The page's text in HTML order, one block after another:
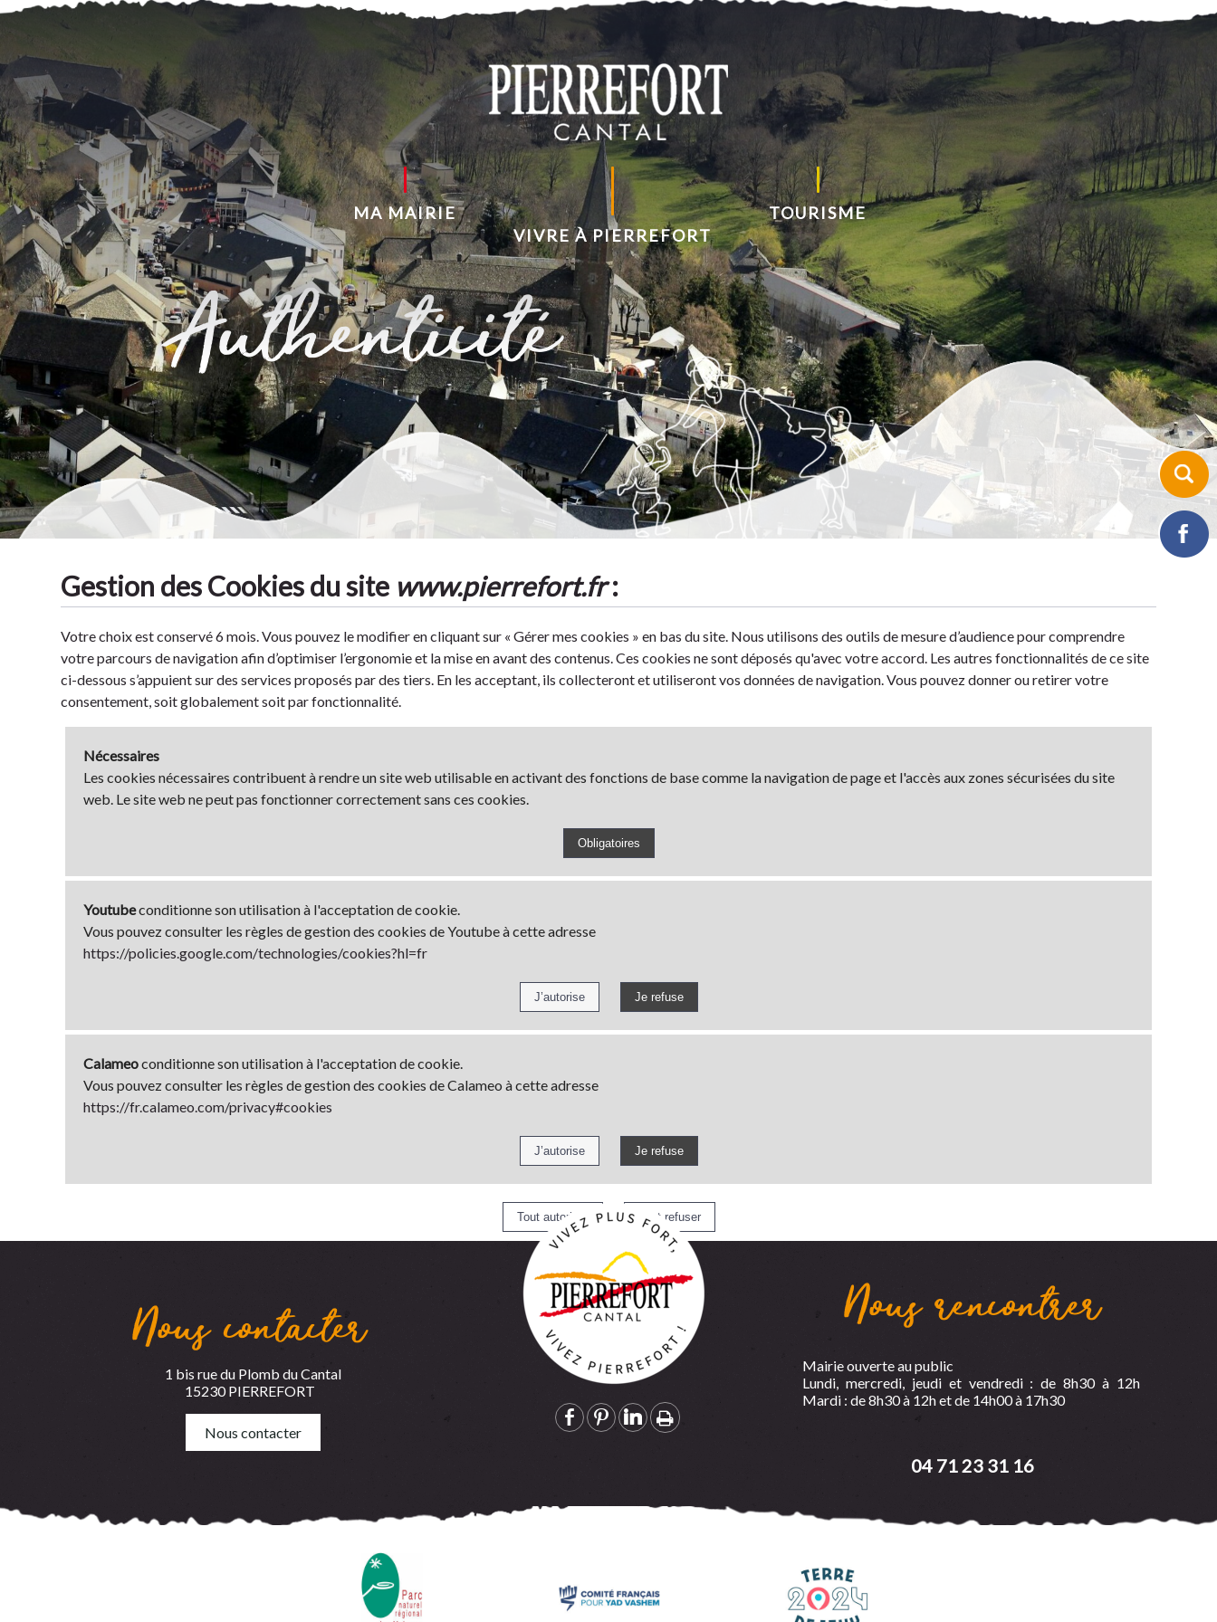
MA MAIRIE
VIVRE À PIERREFORT
TOURISME
Tradition
Authenticité
Gestion des Cookies du site www.pierrefort.fr:
Votre choix est conservé 6 mois. Vous pouvez le modifier en cliquant sur « Gérer mes cookies » en bas du site. Nous utilisons des outils de mesure d’audience pour comprendre
votre parcours de navigation afin d’optimiser l’ergonomie et la mise en avant des contenus. Ces cookies ne sont déposés qu'avec votre accord. Les autres fonctionnalités de ce site
ci-dessous s’appuient sur des services proposés par des tiers. En les acceptant, ils collecteront et utiliseront vos données de navigation. Vous pouvez donner ou retirer votre
consentement, soit globalement soit par fonctionnalité.
Nécessaires
Les cookies nécessaires contribuent à rendre un site web utilisable en activant des fonctions de base comme la navigation de page et l'accès aux zones sécurisées du site
web. Le site web ne peut pas fonctionner correctement sans ces cookies.
Youtubeconditionne son utilisation à l'acceptation de cookie.
Vous pouvez consulter les règles de gestion des cookies de Youtube à cette adresse
https://policies.google.com/technologies/cookies?hl=fr
Calameoconditionne son utilisation à l'acceptation de cookie.
Vous pouvez consulter les règles de gestion des cookies de Calameo à cette adresse
https://fr.calameo.com/privacy#cookies
Nous contacter
1 bis rue du Plomb du Cantal
15230 PIERREFORT
Nous contacter
Nous rencontrer
Mairie ouverte au public
Lundi, mercredi, jeudi et vendredi : de 8h30 à 12h
Mardi : de 8h30 à 12h et de 14h00 à 17h30
04 71 23 31 16